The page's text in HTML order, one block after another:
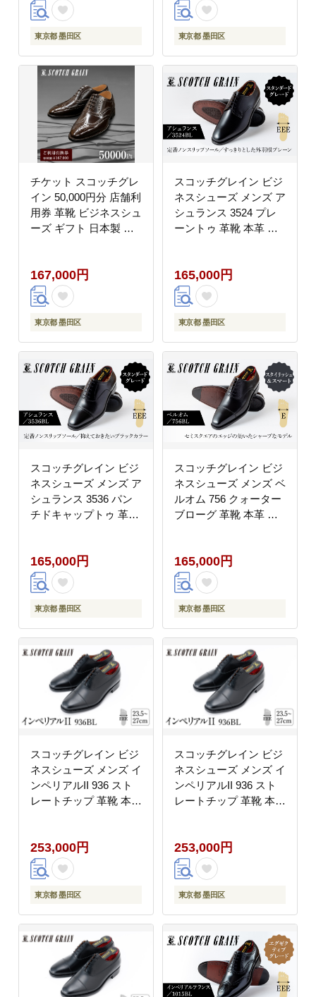
東京都 墨田区 東京都 墨田区
チケット スコッチグレ
イン 50,000円分 店舗利
用券 革靴 ビジネスシュ
ーズ ギフト 日本製 送
167,000円
東京都 墨田区
スコッチグレイン ビジ
ネスシューズ メンズ ア
シュランス 3524 プレ
ーントゥ 革靴 本革 日
165,000円
東京都 墨田区
スコッチグレイン ビジ
ネスシューズ メンズ ア
シュランス 3536 パン
チドキャップトゥ 革靴
165,000円
東京都 墨田区
スコッチグレイン ビジ
ネスシューズ メンズ ベ
ルオム 756 クォーター
ブローグ 革靴 本革 日
165,000円
東京都 墨田区
スコッチグレイン ビジ
ネスシューズ メンズ イ
ンペリアルII 936 スト
レートチップ 革靴 本革
253,000円
東京都 墨田区
スコッチグレイン ビジ
ネスシューズ メンズ イ
ンペリアルII 936 スト
レートチップ 革靴 本革
253,000円
東京都 墨田区